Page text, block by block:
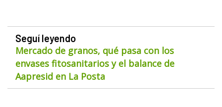
Seguí leyendo
Mercado de granos, qué pasa con los
envases fitosanitarios y el balance de
Aapresid en La Posta